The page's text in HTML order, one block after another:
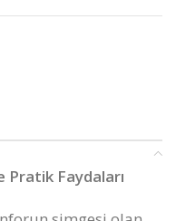
Pratik Faydaları